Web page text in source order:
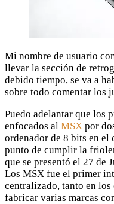
Mi nombre de usuario
llevar la sección de
debido tiempo, se va a
sobre todo comentar los
Puedo adelantar que los
enfocados al MSX por
ordenador de 8 bits en el
punto de cumplir la
que se presentó el 27 de
Los MSX fue el primer
centralizado, tanto en los
fabricar varias marcas